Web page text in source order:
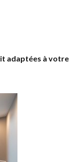
adaptées à votre